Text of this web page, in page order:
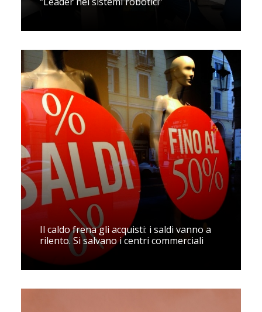
Il caldo frena gli acquisti: i saldi vanno a
rilento. Si salvano i centri commerciali